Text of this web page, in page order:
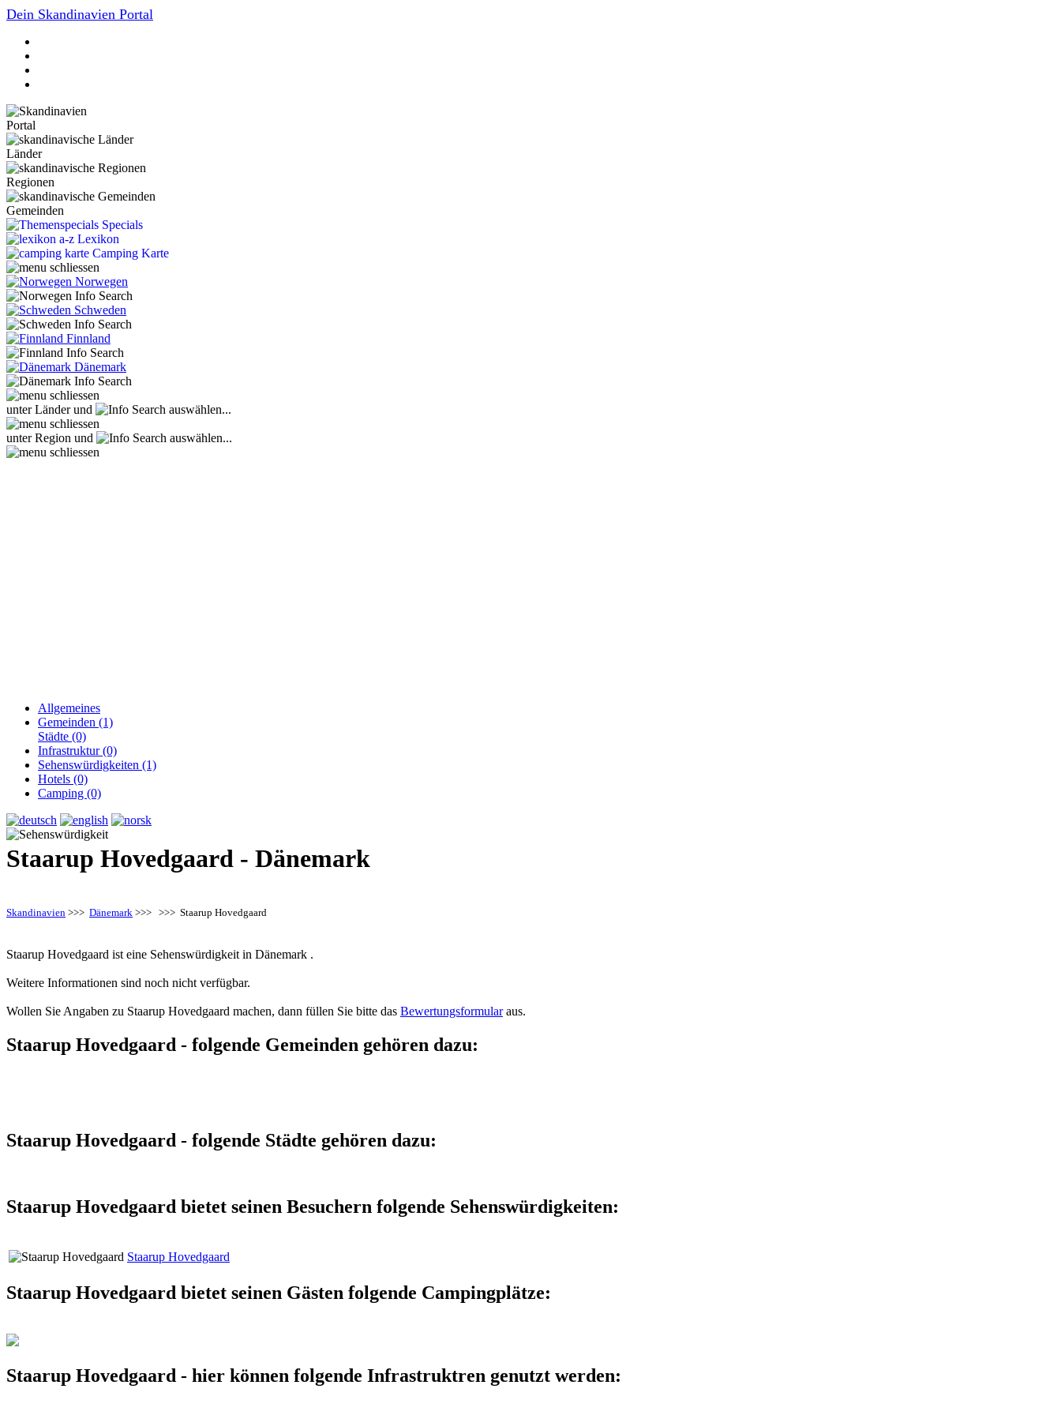
Dein Skandinavien Portal
Portal
Länder
Regionen
Gemeinden
Specials
Lexikon
Camping Karte
Norwegen
Schweden
Finnland
Dänemark
unter Länder und auswählen...
unter Region und auswählen...
Allgemeines
Gemeinden (1)
Städte (0)
Infrastruktur (0)
Sehenswürdigkeiten (1)
Hotels (0)
Camping (0)
Staarup Hovedgaard - Dänemark
Skandinavien >>> Dänemark >>> >>> Staarup Hovedgaard
Staarup Hovedgaard ist eine Sehenswürdigkeit in Dänemark .
Weitere Informationen sind noch nicht verfügbar.
Wollen Sie Angaben zu Staarup Hovedgaard machen, dann füllen Sie bitte das Bewertungsformularaus.
Staarup Hovedgaard - folgende Gemeinden gehören dazu:
Staarup Hovedgaard - folgende Städte gehören dazu:
Staarup Hovedgaard bietet seinen Besuchern folgende Sehenswürdigkeiten:
Staarup Hovedgaard
Staarup Hovedgaard bietet seinen Gästen folgende Campingplätze:
Staarup Hovedgaard - hier können folgende Infrastruktren genutzt werden: